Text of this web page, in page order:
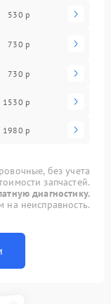
530 р
730 р
730 р
1530 р
1980 р
без учета
запчастей.
диагностику.
неисправность.